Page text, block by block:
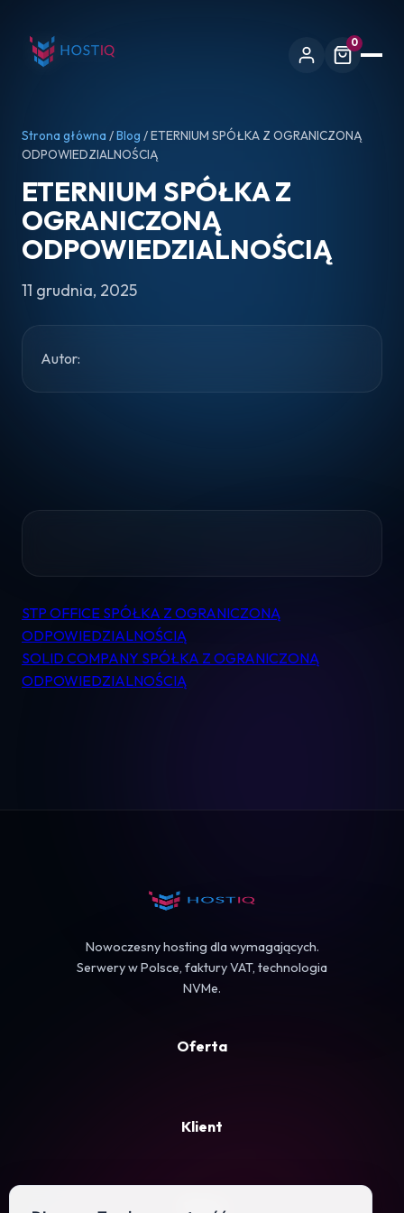
0
Pomoc
Kontakt
Strona główna /Blog / ETERNIUM SPÓŁKA Z OGRANICZONĄ
ODPOWIEDZIALNOŚCIĄ
ETERNIUM SPÓŁKA Z
OGRANICZONĄ
ODPOWIEDZIALNOŚCIĄ
11 grudnia, 2025
Autor:
Nawigacja
wpisu
STP OFFICE SPÓŁKA Z OGRANICZONĄ
ODPOWIEDZIALNOŚCIĄ
SOLID COMPANY SPÓŁKA Z OGRANICZONĄ
ODPOWIEDZIALNOŚCIĄ
Nowoczesny hosting dla wymagających.
Serwery w Polsce, faktury VAT, technologia
NVMe.
Oferta
Klient
Firma